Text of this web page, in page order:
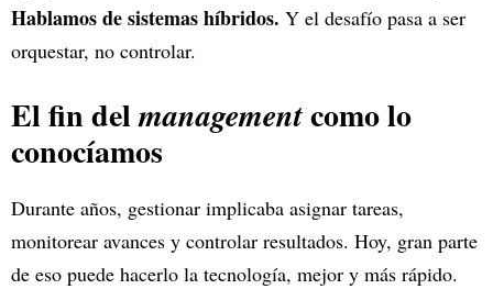
Hablamos de sistemas híbridos. Y el desafío pasa a ser
orquestar, no controlar.
El fin delmanagementcomo lo
conocíamos
Durante años, gestionar implicaba asignar tareas,
monitorear avances y controlar resultados. Hoy, gran parte
de eso puede hacerlo la tecnología, mejor y más rápido.